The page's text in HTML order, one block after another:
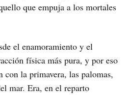
que empuja a los mortales
el enamoramiento y el
física más pura, y por eso
con la primavera, las palomas,
mar. Era, en el reparto